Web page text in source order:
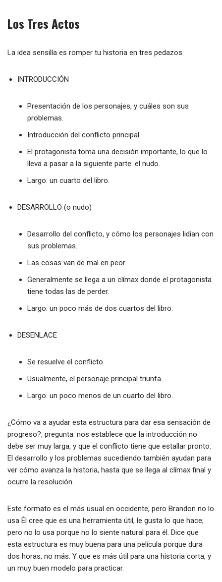
Los Tres Actos
La idea sensilla es romper tu historia en tres pedazos:
INTRODUCCIÓN
Presentación de los personajes, y cuáles son sus
problemas.
Introducción del conflicto principal.
El protagonista toma una decisión importante, lo que lo
lleva a pasar a la siguiente parte: el nudo.
Largo: un cuarto del libro.
DESARROLLO (o nudo)
Desarrollo del conflicto, y cómo los personajes lidian con
sus problemas.
Las cosas van de mal en peor.
Generalmente se llega a un clímax donde el protagonista
tiene todas las de perder.
Largo: un poco más de dos cuartos del libro.
DESENLACE
Se resuelve el conflicto.
Usualmente, el personaje principal triunfa.
Largo: un poco menos de un cuarto del libro.
¿Cómo va a ayudar esta estructura para dar esa sensación de
progreso?, pregunta: nos establece que la introducción no
debe ser muy larga, y que el conflicto tiene que estallar pronto.
El desarrollo y los problemas sucediendo también ayudan para
ver cómo avanza la historia, hasta que se llega al clímax final y
ocurre la resolución.
Este formato es el más usual en occidente, pero Brandon no lo
usa Él cree que es una herramienta útil, le gusta lo que hace;
pero no lo usa porque no lo siente natural para él. Dice que
esta estructura es muy buena para una película porque dura
dos horas, no más. Y que es más útil para una historia corta, y
un muy buen modelo para practicar.